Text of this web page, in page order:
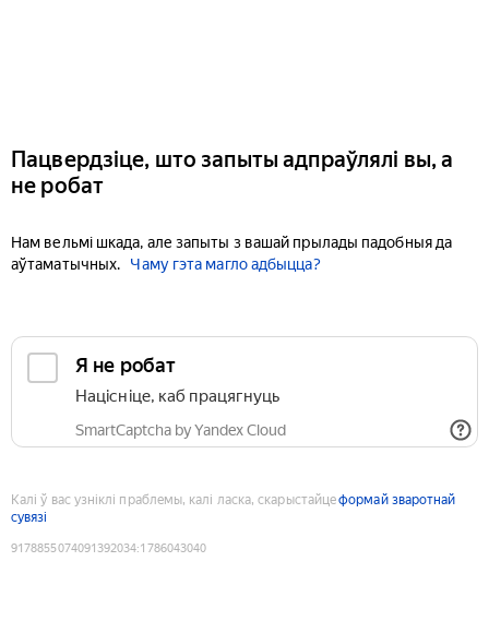
Пацвердзіце, што запыты адпраўлялі вы, а
не робат
Нам вельмі шкада, але запыты з вашай прылады падобныя да
аўтаматычных.
Чаму гэта магло адбыцца?
Я не робат
Націсніце, каб працягнуць
SmartCaptcha by Yandex Cloud
Калі ў вас узніклі праблемы, калі ласка, скарыстайцеформай зваротнай
сувязі
9178855074091392034:1786043040